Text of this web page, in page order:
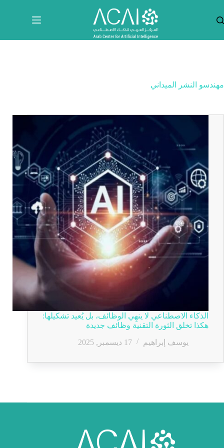
المحتوى
مهندسو النشر الميداني
الذكاء الاصطناعي لا ينهِي الوظائف، بل يُعيد تشكيلها:
هكذا تخلق الثورة التقنية وظائف جديدة
يوسف إبراهيم
17 ديسمبر, 2025